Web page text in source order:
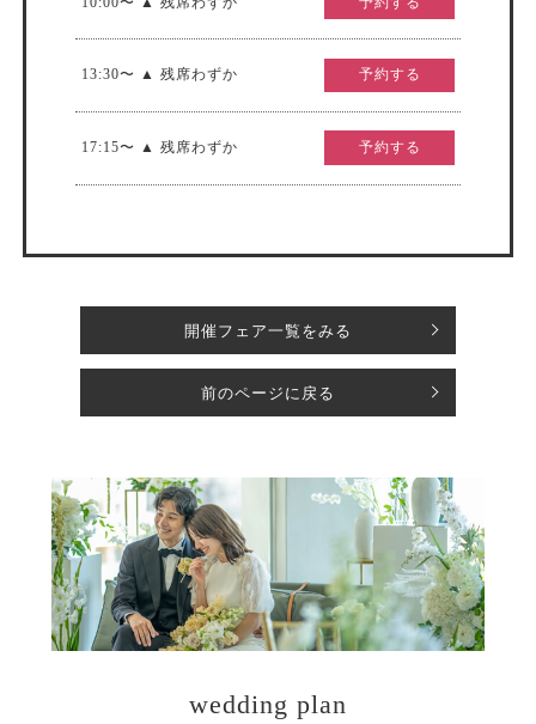
13:30〜 ▲ 残席わずか 予約する
17:15〜 ▲ 残席わずか 予約する
開催フェア一覧をみる
前のページに戻る
wedding plan